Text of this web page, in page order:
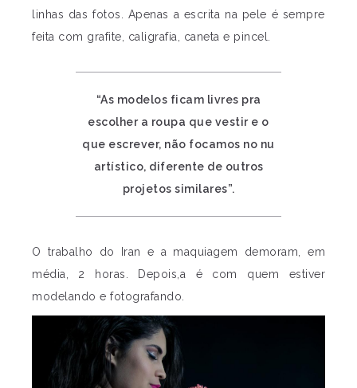
linhas das fotos. Apenas a escrita na pele é sempre
feita com grafite, caligrafia, caneta e pincel.
“As modelos ficam livres pra
escolher a roupa que vestir e o
que escrever, não focamos no nu
artístico, diferente de outros
projetos similares”.
O trabalho do Iran e a maquiagem demoram, em
média, 2 horas. Depois,a é com quem estiver
modelando e fotografando.